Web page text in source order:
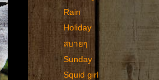
Rain
Holiday
สบายๆ
Sunday
Squid girl